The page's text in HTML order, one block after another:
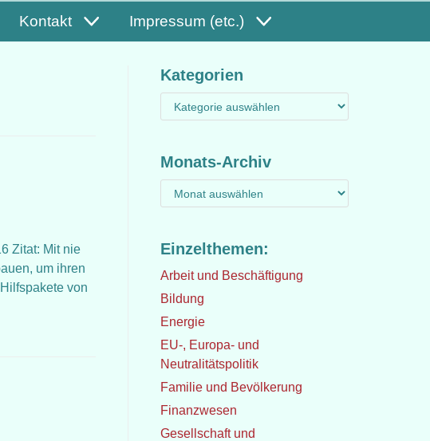
Kontakt Impressum (etc.)
Zitat: Mit nie
um ihren
von
Kategorien
Monats-Archiv
Einzelthemen:
Arbeit und Beschäftigung
Bildung
Energie
EU-, Europa- und
Neutralitätspolitik
Familie und Bevölkerung
Finanzwesen
Gesellschaft und